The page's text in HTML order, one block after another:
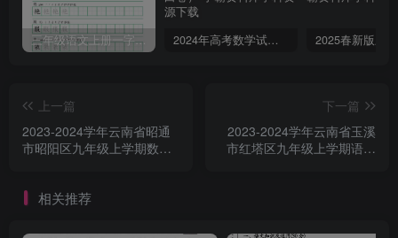
三年级语文上册一字三描红写字表字帖 2024年高考数学试卷（文）（全国甲卷）（空白卷）
上一篇
2023-2024学年云南省昭通
市昭阳区九年级上学期数学
下一篇
2023-2024学年云南省玉溪
市红塔区九年级上学期语文
相关推荐